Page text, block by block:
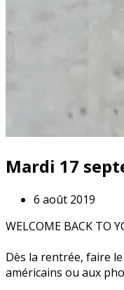
Mardi 17
6 août 2019
WELCOME BACK TO
Dès la rentrée, faire
américains ou aux